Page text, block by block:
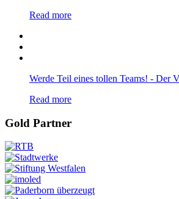
Read more
Werde Teil eines tollen Teams! - Der
Read more
Gold Partner